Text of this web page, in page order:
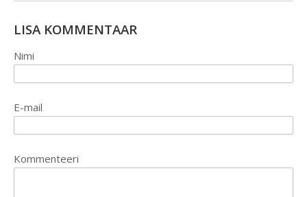
LISA KOMMENTAAR
Nimi
E-mail
Kommenteeri